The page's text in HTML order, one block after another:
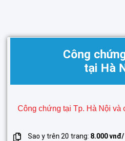
Công
tại Hà
Công chứng tại Tp. Hà Nội và
Sao y trên 20 trang: 8.000